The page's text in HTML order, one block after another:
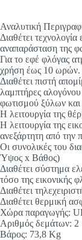
Αναλυτική
Διαθέτει
αναπαράσταση της
Για το εφέ φλόγας
χρήση έως 10 ωρών.
Διαθέτει πιστή
λαμπτήρες
φωτισμού ξύλων και
Η λειτουργία της
Η λειτουργία της
ανεξάρτητη από την
Οι συνολικές του
Ύψος x Βάθος)
Διαθέτει σύστημα
τόσο της εικονικής
Διαθέτει
Διαθέτει θερμική
Χώρα παραγωγής:
Αριθμός δεμάτων: 2
Βάρος: 73,8 Kg